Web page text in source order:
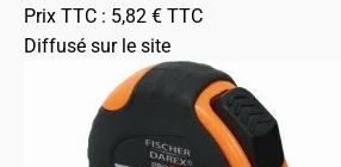
Prix TTC : 5,82 € TTC
Diffusé sur le site